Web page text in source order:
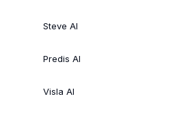
Steve AI
Predis AI
Visla AI